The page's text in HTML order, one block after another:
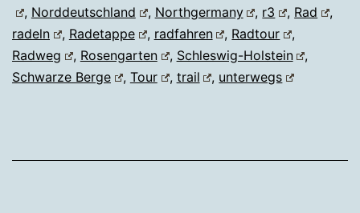
, Norddeutschland , Northgermany , r3 , Rad
,
radeln
, Radetappe , radfahren , Radtour
,
Radweg
, Rosengarten , Schleswig-Holstein
,
Schwarze Berge
, Tour , trail , unterwegs